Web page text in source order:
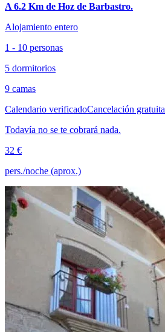
A 6.2 Km de Hoz de Barbastro.
Alojamiento entero
1 - 10 personas
5 dormitorios
9 camas
Calendario verificadoCancelación gratuita
Todavía no se te cobrará nada.
32 €
pers./noche (aprox.)